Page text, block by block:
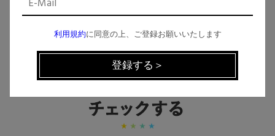
CHECK THE NEWS ON SNS
利用規約に同意の上、ご登録お願いいたします